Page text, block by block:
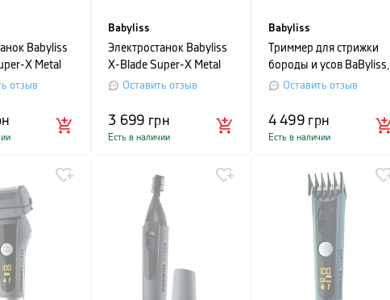
Babyliss
X Metal
Edition
отзыв
Babyliss
Электростанок Babyliss
X-Blade Super-X Metal
Navy&Gold Edition
Оставить отзыв
3 699 грн
Есть в наличии
Babyliss
Триммер для стрижки
бороды и усов BaByliss,
черный
Оставить отзыв
4 499 грн
Есть в наличии